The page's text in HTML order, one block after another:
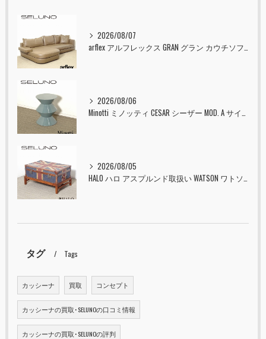
2026/08/07
2026/08/06
2026/08/05
タグ Tags
カッシーナ 買取 コンセプト
カッシーナの買取･SELUNOの口コミ情報
カッシーナの買取･SELUNOの評判